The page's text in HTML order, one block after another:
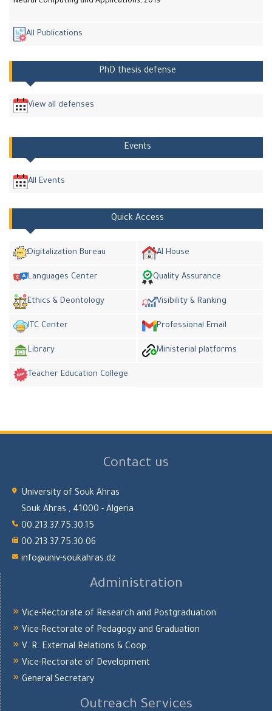
All Publications
PhD thesis defense
View all defenses
Events
All Events
Quick Access
Digitalization Bureau AI House
Languages Center Quality Assurance
Ethics & Deontology Visibility & Ranking
ITC Center Professional Email
Library Ministerial platforms
Teacher Education College
Contact us
University of Souk Ahras
Souk Ahras , 41000 - Algeria
00.213.37.75.30.15
00.213.37.75.30.06
info@univ-soukahras.dz
Administration
Vice-Rectorate of Research and Postgraduation
Vice-Rectorate of Pedagogy and Graduation
V. R. External Relations & Coop.
Vice-Rectorate of Development
General Secretary
Outreach Services